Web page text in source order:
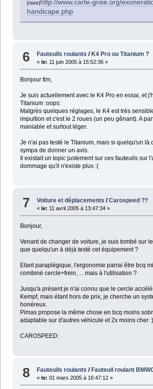
[/size] http://www.carte-grise.org/
handicape.php
6 Fauteuils roulants / K4 Pro ou Titanium ?
« le: 11 juin 2005 à 15:52:36 »
Bonjour tlm,
Je suis actuellement avec le K4 Pro en essai, et
Titanium :oops:
Malgrès quelques réglages, le K4 est très
impultion et c'est le 2 roues (un peu gênant). A
maniable et surtout léger.
Je n'ai pas testé le Titanium, mais si quelqu'un là
sympa de donner un avis.
Il existait un topic justement sur ces fauteuils sur
dommage qu'il n'existe plus :(
7 Voiture et déplacements /Carospeed ??
«le: 11 avril 2005 à 13:47:34 »
Bonjour,
Venant de changer de voiture, je suis tombé sur
que quelqu'un à déjà testé cet équipement ?
Etant paraplégique, l'ergonomie parrai être bcq
combiné cercle+frein, ... mais à l'utilisation ?
Jusqu'a présent je n'ai connu que le cercle
Kempf, mais étant hors de prix, je cherche un
honéreux.
Pimas propose la même chose en bcq moins
adaptable sur d'autres véhicule et 2x moins cher :).
CAROSPEED:
8 Fauteuils roulants / Fauteuil roulant
«le: 01 mars 2005 à 16:47:12 »